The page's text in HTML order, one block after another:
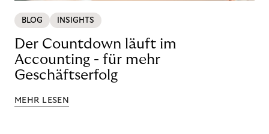
BLOG INSIGHTS
Der Countdown läuft im
Accounting - für mehr
Geschäftserfolg
MEHR LESEN